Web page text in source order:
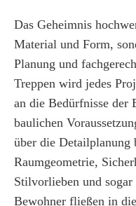
Das Geheimnis
Material und Form,
Planung und
Treppen wird jedes
an die Bedürfnisse der
baulichen
über die Detailplanung
Raumgeometrie,
Stilvorlieben und
Bewohner fließen in